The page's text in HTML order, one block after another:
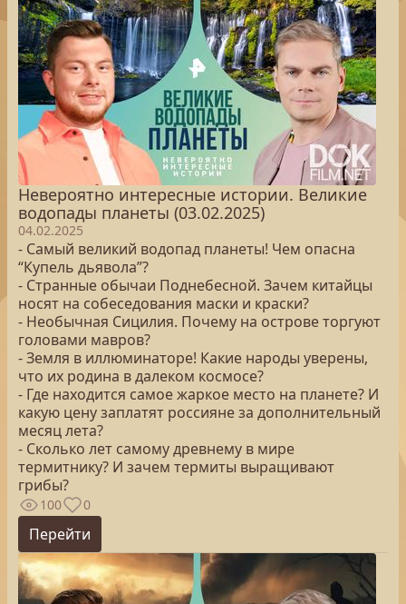
Невероятно интересные истории. Великие
водопады планеты (03.02.2025)
04.02.2025
- Самый великий водопад планеты! Чем опасна
“Купель дьявола”?
- Странные обычаи Поднебесной. Зачем китайцы
носят на собеседования маски и краски?
- Необычная Сицилия. Почему на острове торгуют
головами мавров?
- Земля в иллюминаторе! Какие народы уверены,
что их родина в далеком космосе?
- Где находится самое жаркое место на планете? И
какую цену заплатят россияне за дополнительный
месяц лета?
- Сколько лет самому древнему в мире
термитнику? И зачем термиты выращивают
грибы?
100 0
Перейти